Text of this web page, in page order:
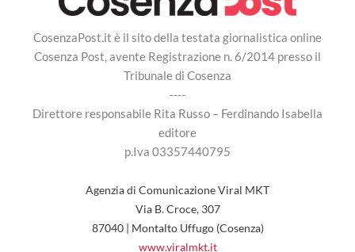
CosenzaPost.it è il sito della testata giornalistica online
Cosenza Post, avente Registrazione n. 6/2014 presso il
Tribunale di Cosenza
----
Direttore responsabile Rita Russo – Ferdinando Isabella
editore
p.Iva 03357440795
Agenzia di Comunicazione Viral MKT
Via B. Croce, 307
87040 | Montalto Uffugo (Cosenza)
www.viralmkt.it